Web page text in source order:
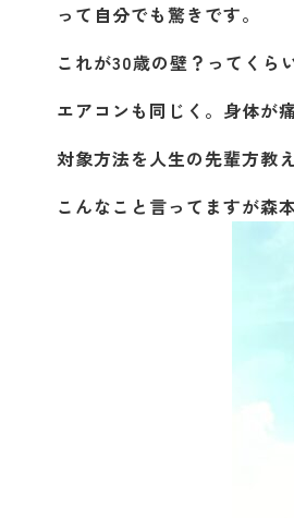
って自分でも驚きです。
これが30歳の壁？ってくら
エアコンも同じく。身体が
対象方法を人生の先輩方
こんなこと言ってますが森